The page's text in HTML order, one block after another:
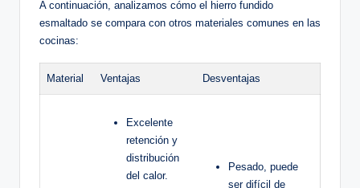
A continuación, analizamos cómo el hierro fundido
esmaltado se compara con otros materiales comunes en las
cocinas:
Material Ventajas Desventajas
Excelente
retención y
⁤distribución​
del calor.
Pesado, puede ​
ser difícil de